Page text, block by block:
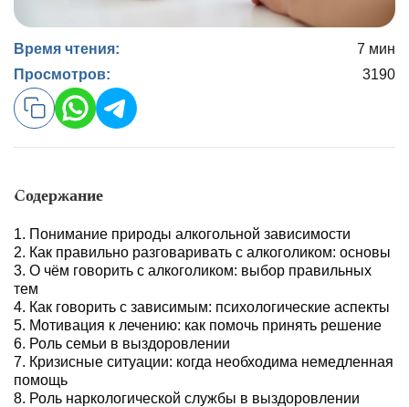
Время чтения:
7 мин
Просмотров:
3190
Содержание
Понимание природы алкогольной зависимости
Как правильно разговаривать с алкоголиком: основы
О чём говорить с алкоголиком: выбор правильных
тем
Как говорить с зависимым: психологические аспекты
Мотивация к лечению: как помочь принять решение
Роль семьи в выздоровлении
Кризисные ситуации: когда необходима немедленная
помощь
Роль наркологической службы в выздоровлении